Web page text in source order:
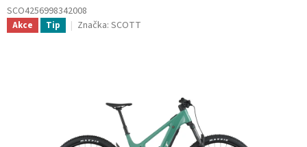
SCO4256998342008
Akce Tip Značka: SCOTT